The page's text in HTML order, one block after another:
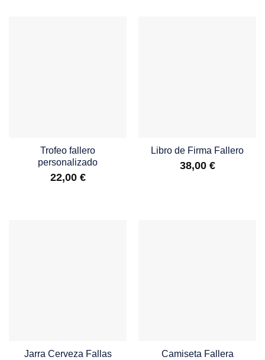
Trofeo fallero
personalizado
22,00 €
Libro de Firma Fallero
38,00 €
Jarra Cerveza Fallas
Camiseta Fallera